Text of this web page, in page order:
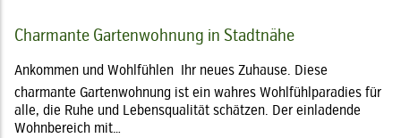
Charmante Gartenwohnung in Stadtnähe
Ankommen und Wohlfühlen  Ihr neues Zuhause. Diese
charmante Gartenwohnung ist ein wahres Wohlfühlparadies für
alle, die Ruhe und Lebensqualität schätzen. Der einladende
Wohnbereich mit…